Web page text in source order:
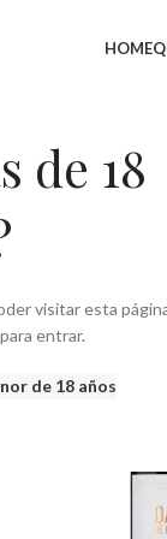
de 18
visitar esta
entrar.
de 18 años
HOME
Variedad
TADO